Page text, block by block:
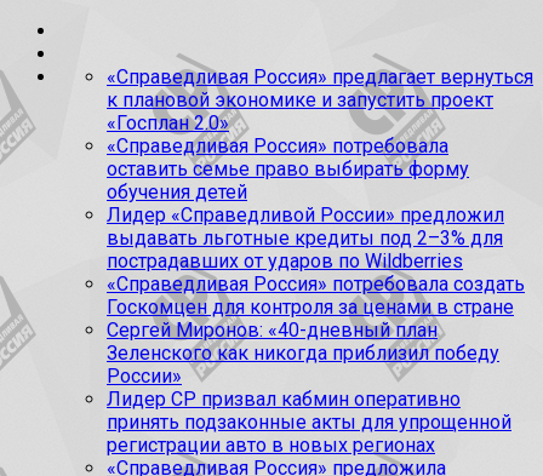
«Справедливая Россия» предлагает вернуться
к плановой экономике и запустить проект
«Госплан 2.0»
«Справедливая Россия» потребовала
оставить семье право выбирать форму
обучения детей
Лидер «Справедливой России» предложил
выдавать льготные кредиты под 2–3% для
пострадавших от ударов по Wildberries
«Справедливая Россия» потребовала создать
Госкомцен для контроля за ценами в стране
Сергей Миронов: «40-дневный план
Зеленского как никогда приблизил победу
России»
Лидер СР призвал кабмин оперативно
принять подзаконные акты для упрощенной
регистрации авто в новых регионах
«Справедливая Россия» предложила